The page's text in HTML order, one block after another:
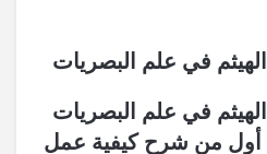
في علم البصريات
في علم البصريات
أول من شرح كيفية عمل